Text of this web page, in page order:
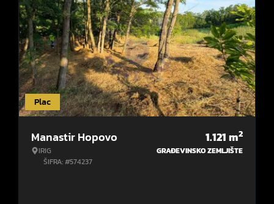
Plac
Manastir Hopovo
IRIG
ŠIFRA: #574237
1.121m2
GRAĐEVINSKO ZEMLJIŠTE